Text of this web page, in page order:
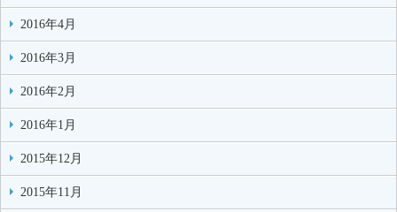
2016年4月
2016年3月
2016年2月
2016年1月
2015年12月
2015年11月